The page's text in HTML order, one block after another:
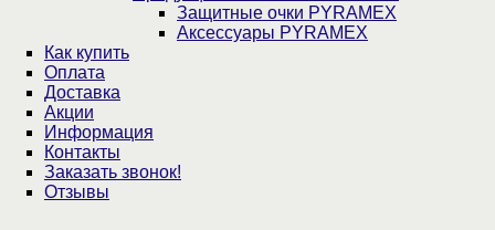
Защитные очки PYRAMEX
Аксессуары PYRAMEX
Как купить
Оплата
Доставка
Акции
Информация
Контакты
Заказать звонок!
Отзывы